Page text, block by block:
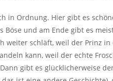
in Ordnung. Hier gibt es
Böse und am Ende gibt es
weiter schläft, weil der Prinz
kann, weil der echte
gibt es glücklicherweise